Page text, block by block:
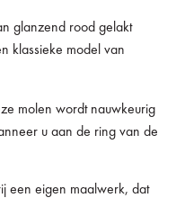
glanzend rood gelakt
klassieke model van
molen wordt nauwkeurig
u aan de ring van de
een eigen maalwerk, dat